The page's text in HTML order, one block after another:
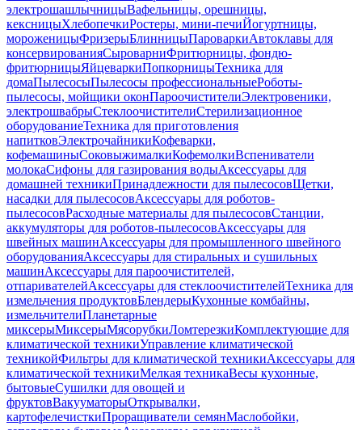
электрошашлычницыВафельницы, орешницы,
кексницыХлебопечкиРостеры, мини-печиЙогуртницы,
мороженицыФризерыБлинницыПароваркиАвтоклавы для
консервированияСыроварниФритюрницы, фондю-
фритюрницыЯйцеваркиПопкорницыТехника для
домаПылесосыПылесосы профессиональныеРоботы-
пылесосы, мойщики оконПароочистителиЭлектровеники,
электрошвабрыСтеклоочистителиСтерилизационное
оборудованиеТехника для приготовления
напитковЭлектрочайникиКофеварки,
кофемашиныСоковыжималкиКофемолкиВспениватели
молокаСифоны для газирования водыАксессуары для
домашней техникиПринадлежности для пылесосовЩетки,
насадки для пылесосовАксессуары для роботов-
пылесосовРасходные материалы для пылесосовСтанции,
аккумуляторы для роботов-пылесосовАксессуары для
швейных машинАксессуары для промышленного швейного
оборудованияАксессуары для стиральных и сушильных
машинАксессуары для пароочистителей,
отпаривателейАксессуары для стеклоочистителейТехника для
измельчения продуктовБлендерыКухонные комбайны,
измельчителиПланетарные
миксерыМиксерыМясорубкиЛомтерезкиКомплектующие для
климатической техникиУправление климатической
техникойФильтры для климатической техникиАксессуары для
климатической техникиМелкая техникаВесы кухонные,
бытовыеСушилки для овощей и
фруктовВакууматорыОткрывалки,
картофелечисткиПроращиватели семянМаслобойки,